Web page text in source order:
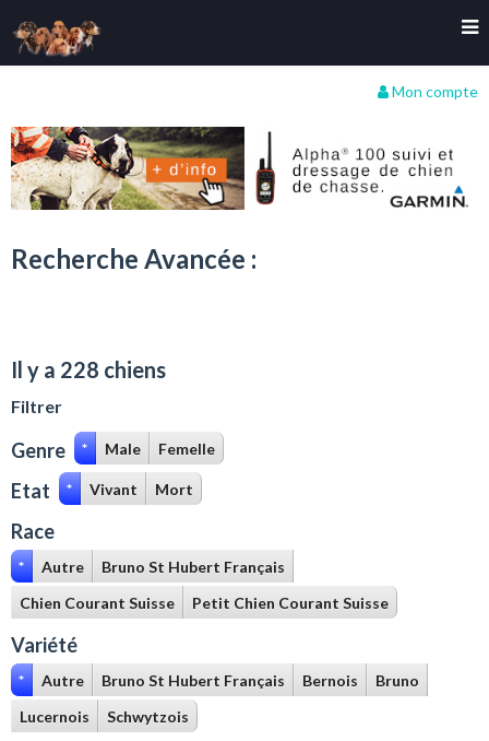
Mon compte
Recherche Avancée :
Il y a 228 chiens
Filtrer
Genre * Male Femelle
Etat * Vivant Mort
Race
* Autre
Bruno St Hubert Français
Chien Courant Suisse
Petit Chien Courant Suisse
Variété
* Autre Bruno St Hubert Français Bernois
Bruno
Lucernois
Schwytzois